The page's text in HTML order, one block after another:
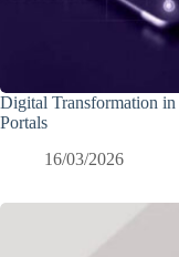
Digital Transformation
Portals
16/03/2026